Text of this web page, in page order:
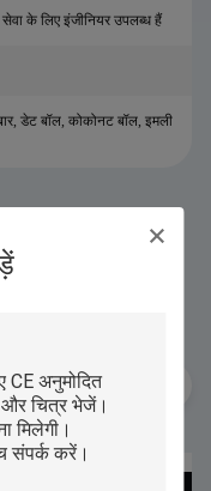
सेवा के लिए इंजीनियर उपलब्ध हैं
डेट बॉल, कोकोनट बॉल, इमली